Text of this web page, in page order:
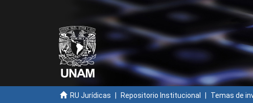
RU Jurídicas Repositorio Institucional Temas de